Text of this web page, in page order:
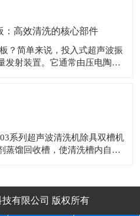
1.为避免清洗槽，
：高效清洗的核心部件
？简单来说，投入式超声波振
发射装置。它通常由压电陶瓷
槽的尺寸和清洗工艺要求，
，甚至多块
蒸馏回收槽，使清洗槽内自动
有限公司 版权所有